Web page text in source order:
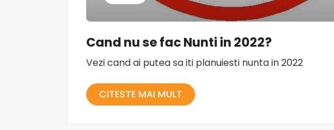
Cand nu se fac Nunti in 2022?
Vezi cand ai putea sa iti planuiesti nunta in 2022
CITESTE MAI MULT